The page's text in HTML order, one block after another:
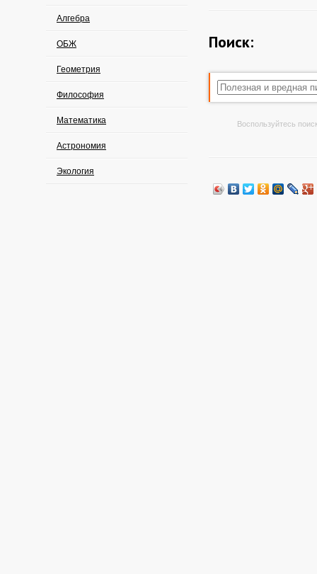
Алгебра
ОБЖ
Геометрия
Философия
Математика
Астрономия
Экология
Поиск:
Воспользуйтесь